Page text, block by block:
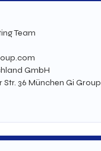
Team
GmbH
36 München Gi Group